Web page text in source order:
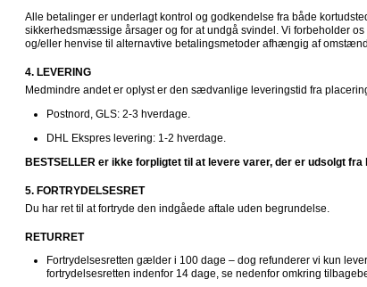
Alle betalinger er underlagt kontrol og godkendelse fra både
sikkerhedsmæssige årsager og for at undgå svindel. Vi forbeholder
og/eller henvise til alternavtive betalingsmetoder afhængig af
4. LEVERING
Medmindre andet er oplyst er den sædvanlige leveringstid fra
Postnord, GLS: 2-3 hverdage.
DHL Ekspres levering: 1-2 hverdage.
BESTSELLER er ikke forpligtet til at levere varer, der er udsolgt fra
5. FORTRYDELSESRET
Du har ret til at fortryde den indgåede aftale uden begrundelse.
RETURRET
Fortrydelsesretten gælder i 100 dage – dog refunderer vi kun
fortrydelsesretten indenfor 14 dage, se nedenfor omkring